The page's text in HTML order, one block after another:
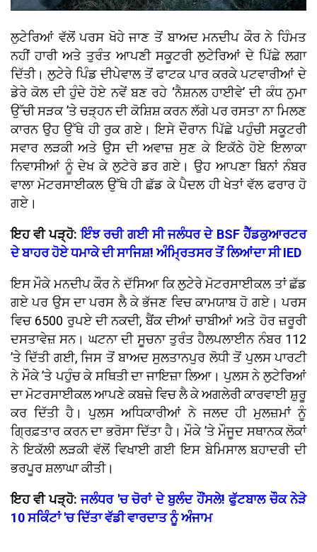
ਲੁਟੇਰਿਆਂ ਵੱਲੋਂ ਪਰਸ ਖੋਹੇ ਜਾਣ ਤੋਂ ਬਾਅਦ ਮਨਦੀਪ ਕੌਰ ਨੇ ਹਿੰਮਤ
ਨਹੀਂ ਹਾਰੀ ਅਤੇ ਤੁਰੰਤ ਆਪਣੀ ਸਕੂਟਰੀ ਲੁਟੇਰਿਆਂ ਦੇ ਪਿੱਛੇ ਲਗਾ
ਦਿੱਤੀ। ਲੁਟੇਰੇ ਪਿੰਡ ਦੀਪੇਵਾਲ ਤੋਂ ਫਾਟਕ ਪਾਰ ਕਰਕੇ ਪਟਵਾਰੀਆਂ ਦੇ
ਡੇਰੇ ਕੋਲ ਦੀ ਹੁੰਦੇ ਹੋਏ ਨਵੇਂ ਬਣ ਰਹੇ ‘ਨੈਸ਼ਨਲ ਹਾਈਵੇ’ ਦੀ ਕੰਧ ਨੁਮਾ
ਉੱਚੀ ਸੜਕ ’ਤੇ ਚੜ੍ਹਨ ਦੀ ਕੋਸ਼ਿਸ਼ ਕਰਨ ਲੱਗੇ ਪਰ ਰਸਤਾ ਨਾ ਮਿਲਣ
ਕਾਰਨ ਉਹ ਉੱਥੇ ਹੀ ਰੁਕ ਗਏ। ਇਸੇ ਦੌਰਾਨ ਪਿੱਛੇ ਪਹੁੰਚੀ ਸਕੂਟਰੀ
ਸਵਾਰ ਲੜਕੀ ਅਤੇ ਉਸ ਦੀ ਅਵਾਜ਼ ਸੁਣ ਕੇ ਇਕੱਠੇ ਹੋਏ ਇਲਾਕਾ
ਨਿਵਾਸੀਆਂ ਨੂੰ ਦੇਖ ਕੇ ਲੁਟੇਰੇ ਡਰ ਗਏ। ਉਹ ਆਪਣਾ ਬਿਨਾਂ ਨੰਬਰ
ਵਾਲਾ ਮੋਟਰਸਾਈਕਲ ਉੱਥੇ ਹੀ ਛੱਡ ਕੇ ਪੈਦਲ ਹੀ ਖੇਤਾਂ ਵੱਲ ਫਰਾਰ ਹੋ
ਗਏ।
ਇਹ ਵੀ ਪੜ੍ਹੋ:ਇੰਝ ਰਚੀ ਗਈ ਸੀ ਜਲੰਧਰ ਦੇ BSF ਹੈੱਡਕੁਆਰਟਰ
ਦੇ ਬਾਹਰ ਹੋਏ ਧਮਾਕੇ ਦੀ ਸਾਜਿਸ਼! ਅੰਮ੍ਰਿਤਸਰ ਤੋਂ ਲਿਆਂਦਾ ਸੀ IED
ਇਸ ਮੌਕੇ ਮਨਦੀਪ ਕੌਰ ਨੇ ਦੱਸਿਆ ਕਿ ਲੁਟੇਰੇ ਮੋਟਰਸਾਈਕਲ ਤਾਂ ਛੱਡ
ਗਏ ਪਰ ਉਸ ਦਾ ਪਰਸ ਲੈ ਕੇ ਭੱਜਣ ਵਿਚ ਕਾਮਯਾਬ ਹੋ ਗਏ। ਪਰਸ
ਵਿਚ 6500 ਰੁਪਏ ਦੀ ਨਕਦੀ, ਬੈਂਕ ਦੀਆਂ ਚਾਬੀਆਂ ਅਤੇ ਹੋਰ ਜ਼ਰੂਰੀ
ਦਸਤਾਵੇਜ਼ ਸਨ। ਘਟਨਾ ਦੀ ਸੂਚਨਾ ਤੁਰੰਤ ਹੈਲਪਲਾਈਨ ਨੰਬਰ 112
’ਤੇ ਦਿੱਤੀ ਗਈ, ਜਿਸ ਤੋਂ ਬਾਅਦ ਸੁਲਤਾਨਪੁਰ ਲੋਧੀ ਤੋਂ ਪੁਲਸ ਪਾਰਟੀ
ਨੇ ਮੌਕੇ ’ਤੇ ਪਹੁੰਚ ਕੇ ਸਥਿਤੀ ਦਾ ਜਾਇਜ਼ਾ ਲਿਆ। ਪੁਲਸ ਨੇ ਲੁਟੇਰਿਆਂ
ਦਾ ਮੋਟਰਸਾਈਕਲ ਆਪਣੇ ਕਬਜ਼ੇ ਵਿਚ ਲੈ ਕੇ ਅਗਲੇਰੀ ਕਾਰਵਾਈ ਸ਼ੁਰੂ
ਕਰ ਦਿੱਤੀ ਹੈ। ਪੁਲਸ ਅਧਿਕਾਰੀਆਂ ਨੇ ਜਲਦ ਹੀ ਮੁਲਜ਼ਮਾਂ ਨੂੰ
ਗ੍ਰਿਫ਼ਤਾਰ ਕਰਨ ਦਾ ਭਰੋਸਾ ਦਿੱਤਾ ਹੈ। ਮੌਕੇ ’ਤੇ ਮੌਜੂਦ ਸਥਾਨਕ ਲੋਕਾਂ
ਨੇ ਇਕੱਲੀ ਲੜਕੀ ਵੱਲੋਂ ਵਿਖਾਈ ਗਈ ਇਸ ਬੇਮਿਸਾਲ ਬਹਾਦਰੀ ਦੀ
ਭਰਪੂਰ ਸ਼ਲਾਘਾ ਕੀਤੀ।
ਇਹ ਵੀ ਪੜ੍ਹੋ:ਜਲੰਧਰ 'ਚ ਚੋਰਾਂ ਦੇ ਬੁਲੰਦ ਹੌਂਸਲੇ! ਫੁੱਟਬਾਲ ਚੌਕ ਨੇੜੇ
10 ਸਕਿੰਟਾਂ 'ਚ ਦਿੱਤਾ ਵੱਡੀ ਵਾਰਦਾਤ ਨੂੰ ਅੰਜਾਮ